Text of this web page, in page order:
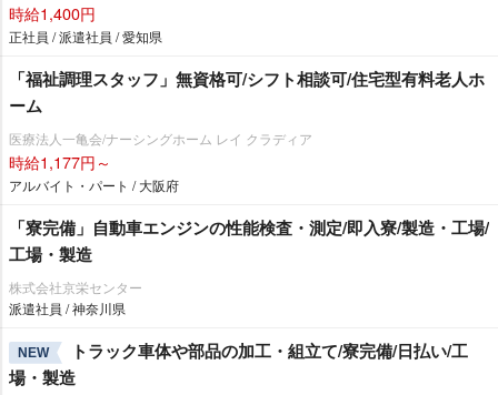
時給1,400円
正社員 / 派遣社員 / 愛知県
「福祉調理スタッフ」無資格可/シフト相談可/住宅型有料老人ホ
ーム
医療法人一亀会/ナーシングホーム レイ クラディア
時給1,177円～
アルバイト・パート / 大阪府
「寮完備」自動車エンジンの性能検査・測定/即入寮/製造・工場/
工場・製造
株式会社京栄センター
派遣社員 / 神奈川県
NEW
トラック車体や部品の加工・組立て/寮完備/日払い/工
場・製造